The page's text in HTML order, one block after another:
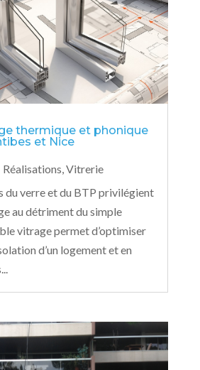
thermique et phonique
et Nice
Réalisations,Vitrerie
du verre et du BTP privilégient
au détriment du simple
vitrage permet d’optimiser
d’un logement et en